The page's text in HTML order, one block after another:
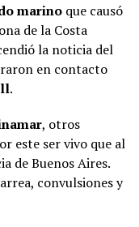
marino que causó
de la Costa
la noticia del
en contacto
.
, otros
este ser vivo que al
de Buenos Aires.
convulsiones y